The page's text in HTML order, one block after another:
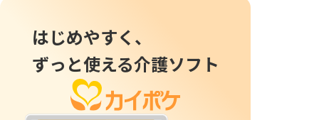
はじめやすく、
ずっと使える介護ソフト